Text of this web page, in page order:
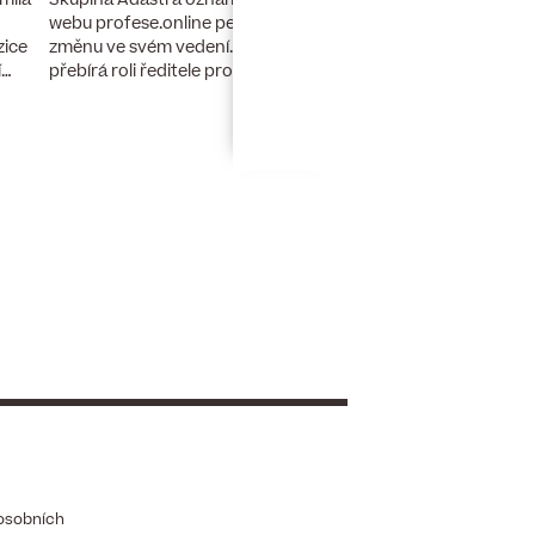
webu profese.online personální
změnu ve svém vedení. Petr Zelenka
přebírá roli ředitele pro umělou…